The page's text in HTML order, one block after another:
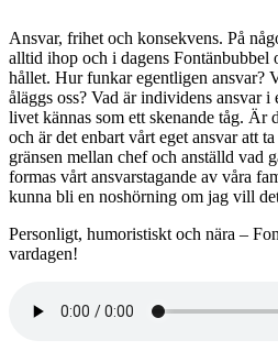
Ansvar, frihet och konsekvens. På
alltid ihop och i dagens Fontänbubbel
hållet. Hur funkar egentligen ansvar?
åläggs oss? Vad är individens ansvar
livet kännas som ett skenande tåg. Är
och är det enbart vårt eget ansvar att
gränsen mellan chef och anställd vad
formas vårt ansvarstagande av våra
kunna bli en noshörning om jag vill
Personligt, humoristiskt och nära –
vardagen!